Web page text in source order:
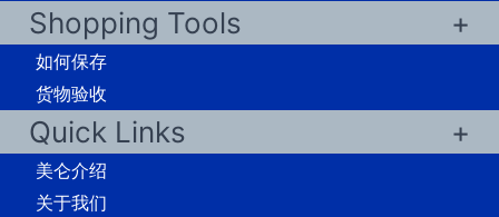
Shopping Tools
如何保存
货物验收
Quick Links
美仑介绍
关于我们